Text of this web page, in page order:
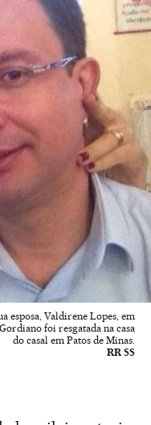
esposa, Valdirene Lopes, em
foi resgatada na casa
do casal em Patos de Minas.
RR SS